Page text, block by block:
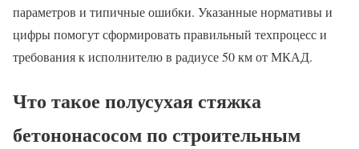
параметров и типичные ошибки. Указанные нормативы и
цифры помогут сформировать правильный техпроцесс и
требования к исполнителю в радиусе 50 км от МКАД.
Что такое полусухая стяжка
бетононасосом по строительным